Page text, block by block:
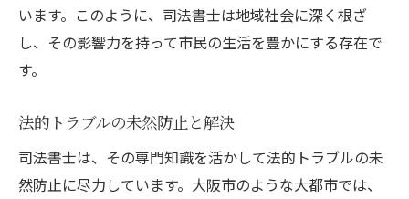
信頼性の高い情報提供とアドバイス
地域密着型のサービス展開
司法書士としての誇り大阪市の地域社会を支え
る知識と経験
います。このように、司法書士は地域社会に深く根ざ
し、その影響力を持って市民の生活を豊かにする存在で
す。
法的トラブルの未然防止と解決
司法書士は、その専門知識を活かして法的トラブルの未
然防止に尽力しています。大阪市のような大都市では、